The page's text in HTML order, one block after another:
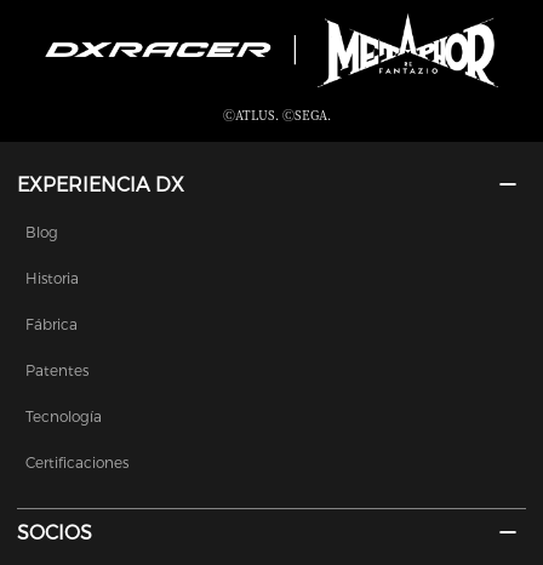
ⒸATLUS. ⒸSEGA.
EXPERIENCIA DX
Blog
Historia
Fábrica
Patentes
Tecnología
Certificaciones
SOCIOS